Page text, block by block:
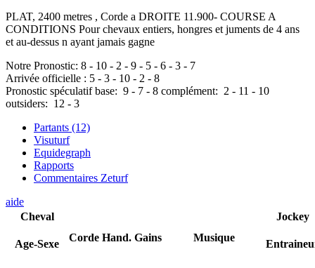
PLAT, 2400 metres , Corde a DROITE 11.900- COURSE A
CONDITIONS Pour chevaux entiers, hongres et juments de 4 ans
et au-dessus n ayant jamais gagne
Notre Pronostic: 8 - 10 - 2 - 9 - 5 - 6 - 3 - 7
Arrivée officielle : 5 - 3 - 10 - 2 - 8
Pronostic spéculatif base: 9 - 7 - 8 complément: 2 - 11 - 10
outsiders: 12 - 3
Partants (12)
Visuturf
Equidegraph
Rapports
Commentaires Zeturf
aide
Cheval
Age-Sexe
Corde Hand. Gains Musique
Jockey